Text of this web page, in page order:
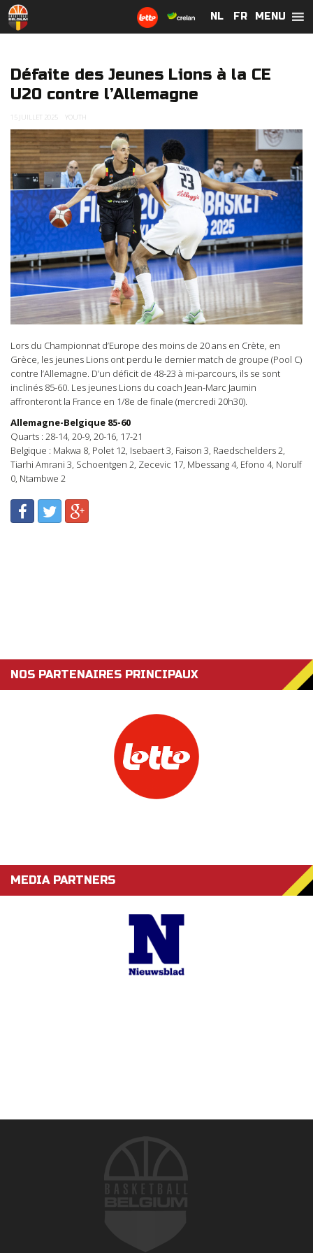
MENU
NL FR
Défaite des Jeunes Lions à la CE
U20 contre l’Allemagne
15 JUILLET 2025 YOUTH
Lors du Championnat d’Europe des moins de 20 ans en Crète, en
Grèce, les jeunes Lions ont perdu le dernier match de groupe (Pool C)
contre l’Allemagne. D’un déficit de 48-23 à mi-parcours, ils se sont
inclinés 85-60. Les jeunes Lions du coach Jean-Marc Jaumin
affronteront la France en 1/8e de finale (mercredi 20h30).
Allemagne-Belgique 85-60
Quarts : 28-14, 20-9, 20-16, 17-21
Belgique : Makwa 8, Polet 12, Isebaert 3, Faison 3, Raedschelders 2,
Tiarhi Amrani 3, Schoentgen 2, Zecevic 17, Mbessang 4, Efono 4, Norulf
0, Ntambwe 2
NOS PARTENAIRES PRINCIPAUX
MEDIA PARTNERS
NL FR